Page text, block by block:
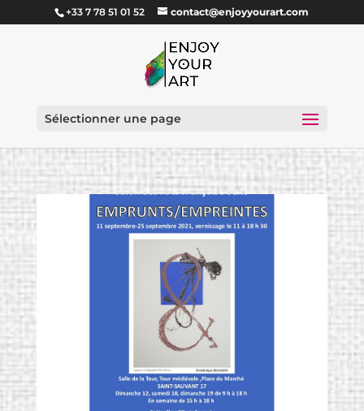
+33 7 78 51 01 52 contact@enjoyyourart.com
Sélectionner une page